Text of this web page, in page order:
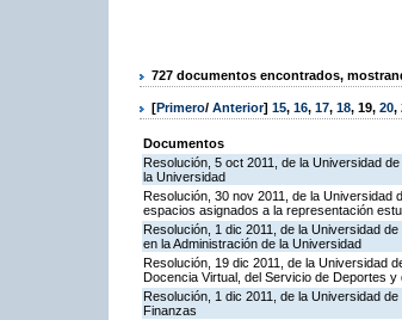
727 documentos encontrados,
[Primero/ Anterior] 15, 16, 17, 18, 19, 20,
Documentos
Resolución, 5 oct 2011, de la Universidad
la Universidad
Resolución, 30 nov 2011, de la
espacios asignados a la representación
Resolución, 1 dic 2011, de la Universidad
en la Administración de la Universidad
Resolución, 19 dic 2011, de la Universidad
Docencia Virtual, del Servicio de Deportes
Resolución, 1 dic 2011, de la Universidad
Finanzas